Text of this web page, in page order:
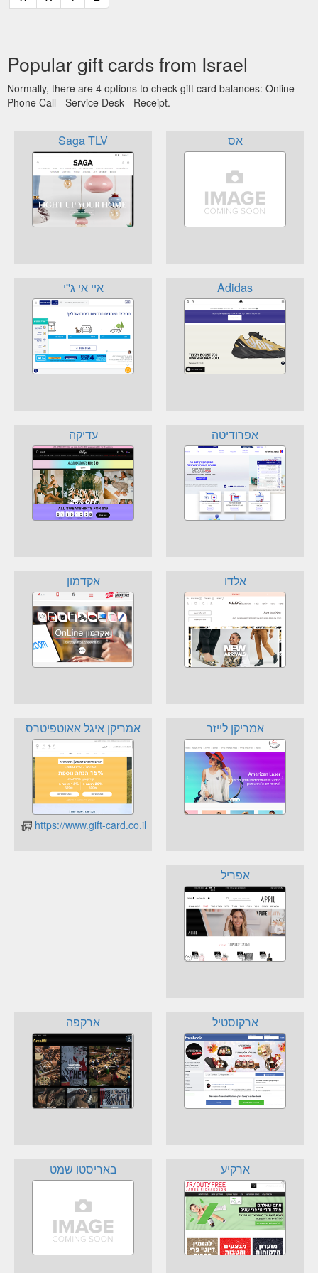
Popular gift cards from Israel
Normally, there are 4 options to check gift card balances: Online -
Phone Call - Service Desk - Receipt.
Saga TLV אס
איי אי ג''י Adidas
עדיקה אפרודיטה
אקדמון אלדו
אמריקן איגל אאוטפיטרס
https://www.gift-card.co.il
אמריקן לייזר
אפריל
ארקפה ארקוסטיל
באריסטו שמט ארקיע